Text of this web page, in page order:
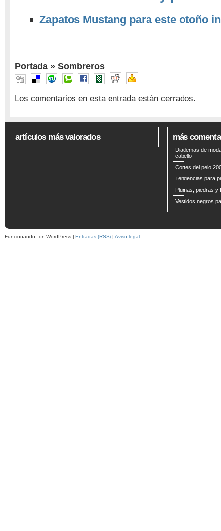
Zapatos Mustang para este otoño
Portada » Sombreros
Los comentarios en esta entrada están cerrados.
artículos más valorados más
Diademas de
cabello
Cortes del pelo
Tendencias para
Plumas, piedras y
Vestidos negros
Funcionando con WordPress | Entradas (RSS) | Aviso legal